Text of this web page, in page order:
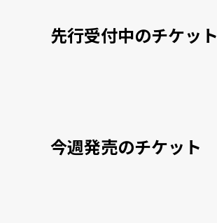
先行受付中のチケット
今週発売のチケット